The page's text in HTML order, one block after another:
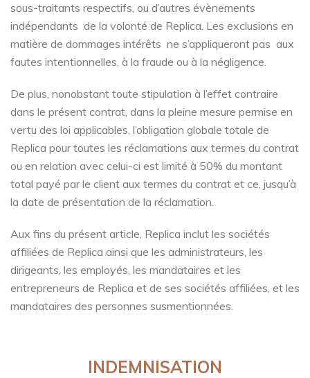
sous-traitants respectifs, ou d’autres évènements
indépendants de la volonté de Replica. Les exclusions en
matière de dommages intérêts ne s’appliqueront pas aux
fautes intentionnelles, à la fraude ou à la négligence.
De plus, nonobstant toute stipulation à l’effet contraire
dans le présent contrat, dans la pleine mesure permise en
vertu des loi applicables, l’obligation globale totale de
Replica pour toutes les réclamations aux termes du contrat
ou en relation avec celui-ci est limité à 50% du montant
total payé par le client aux termes du contrat et ce, jusqu’à
la date de présentation de la réclamation.
Aux fins du présent article, Replica inclut les sociétés
affiliées de Replica ainsi que les administrateurs, les
dirigeants, les employés, les mandataires et les
entrepreneurs de Replica et de ses sociétés affiliées, et les
mandataires des personnes susmentionnées.
INDEMNISATION